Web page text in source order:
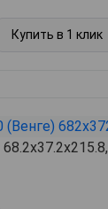
Купить в 1 клик